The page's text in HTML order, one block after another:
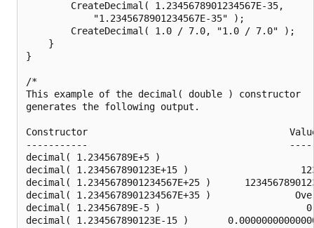
        CreateDecimal( 1.2345678901234567E-35,
            "1.2345678901234567E-35" );
        CreateDecimal( 1.0 / 7.0, "1.0 / 7.0" );
    }
}
/*
This example of the decimal( double ) constructor
generates the following output.
Constructor                                    Value
-----------
decimal( 1.23456789E+5 )
decimal( 1.234567890123E+15 )
decimal( 1.2345678901234567E+25 )
decimal( 1.2345678901234567E+35 )
decimal( 1.23456789E-5 )
decimal( 1.234567890123E-15 )